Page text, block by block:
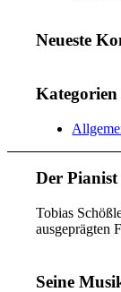
Neueste
Kategorien
Der
Tobias
ausgeprägten
Seine